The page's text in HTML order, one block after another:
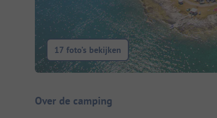
17 foto’s bekijken
Camping introductie
Over de camping